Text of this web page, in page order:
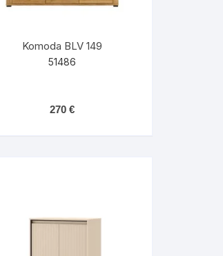
Komoda BLV 149
51486
270 €